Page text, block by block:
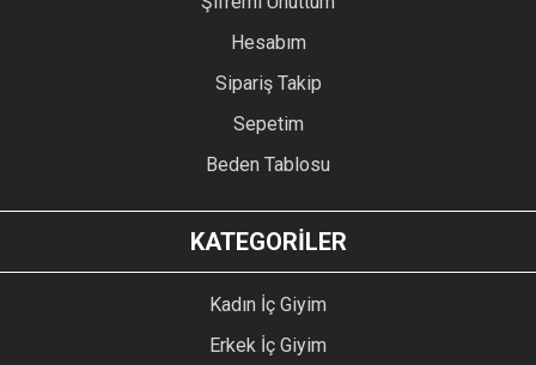
Hesabım
Sipariş Takip
Sepetim
Beden Tablosu
KATEGORİLER
Kadın İç Giyim
Erkek İç Giyim